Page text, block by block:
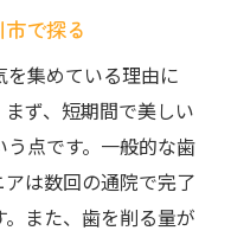
探る
の特長
要因
アの魅力
秘密
で探る
集めている理由に
ず、短期間で美しい
点です。一般的な歯
は数回の通院で完了
また、歯を削る量が